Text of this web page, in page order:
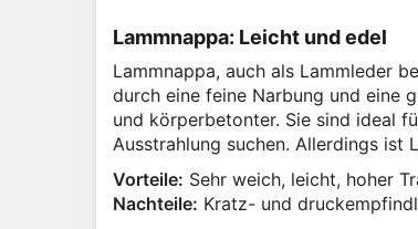
Lammnappa: Leicht und edel
Lammnappa, auch als Lammleder
durch eine feine Narbung und eine
und körperbetonter. Sie sind ideal
Ausstrahlung suchen. Allerdings ist
Vorteile: Sehr weich, leicht, hoher
Nachteile: Kratz- und